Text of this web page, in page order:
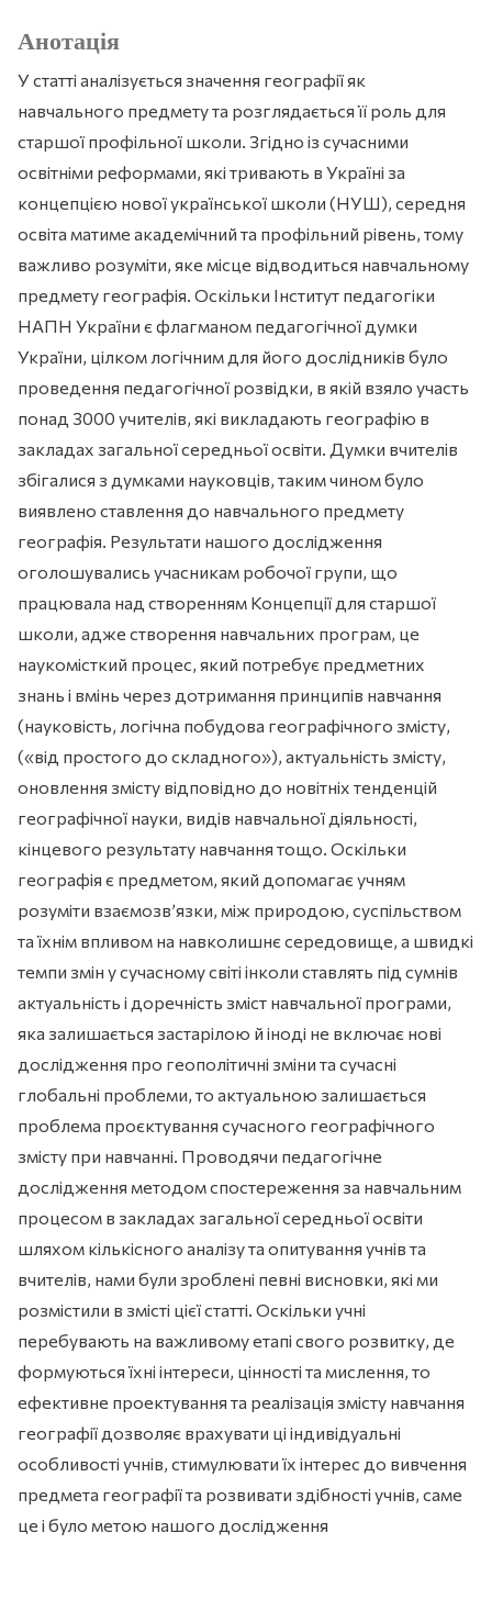
Анотація
У статті аналізується значення географії як
навчального предмету та розглядається її роль для
старшої профільної школи. Згідно із сучасними
освітніми реформами, які тривають в Україні за
концепцією нової української школи (НУШ), середня
освіта матиме академічний та профільний рівень, тому
важливо розуміти, яке місце відводиться навчальному
предмету географія. Оскільки Інститут педагогіки
НАПН України є флагманом педагогічної думки
України, цілком логічним для його дослідників було
проведення педагогічної розвідки, в якій взяло участь
понад 3000 учителів, які викладають географію в
закладах загальної середньої освіти. Думки вчителів
збігалися з думками науковців, таким чином було
виявлено ставлення до навчального предмету
географія. Результати нашого дослідження
оголошувались учасникам робочої групи, що
працювала над створенням Концепції для старшої
школи, адже створення навчальних програм, це
наукомісткий процес, який потребує предметних
знань і вмінь через дотримання принципів навчання
(науковість, логічна побудова географічного змісту,
(«від простого до складного»), актуальність змісту,
оновлення змісту відповідно до новітніх тенденцій
географічної науки, видів навчальної діяльності,
кінцевого результату навчання тощо. Оскільки
географія є предметом, який допомагає учням
розуміти взаємозв’язки, між природою, суспільством
та їхнім впливом на навколишнє середовище, а швидкі
темпи змін у сучасному світі інколи ставлять під сумнів
актуальність і доречність зміст навчальної програми,
яка залишається застарілою й іноді не включає нові
дослідження про геополітичні зміни та сучасні
глобальні проблеми, то актуальною залишається
проблема проєктування сучасного географічного
змісту при навчанні. Проводячи педагогічне
дослідження методом спостереження за навчальним
процесом в закладах загальної середньої освіти
шляхом кількісного аналізу та опитування учнів та
вчителів, нами були зроблені певні висновки, які ми
розмістили в змісті цієї статті. Оскільки учні
перебувають на важливому етапі свого розвитку, де
формуються їхні інтереси, цінності та мислення, то
ефективне проектування та реалізація змісту навчання
географії дозволяє врахувати ці індивідуальні
особливості учнів, стимулювати їх інтерес до вивчення
предмета географії та розвивати здібності учнів, саме
це і було метою нашого дослідження